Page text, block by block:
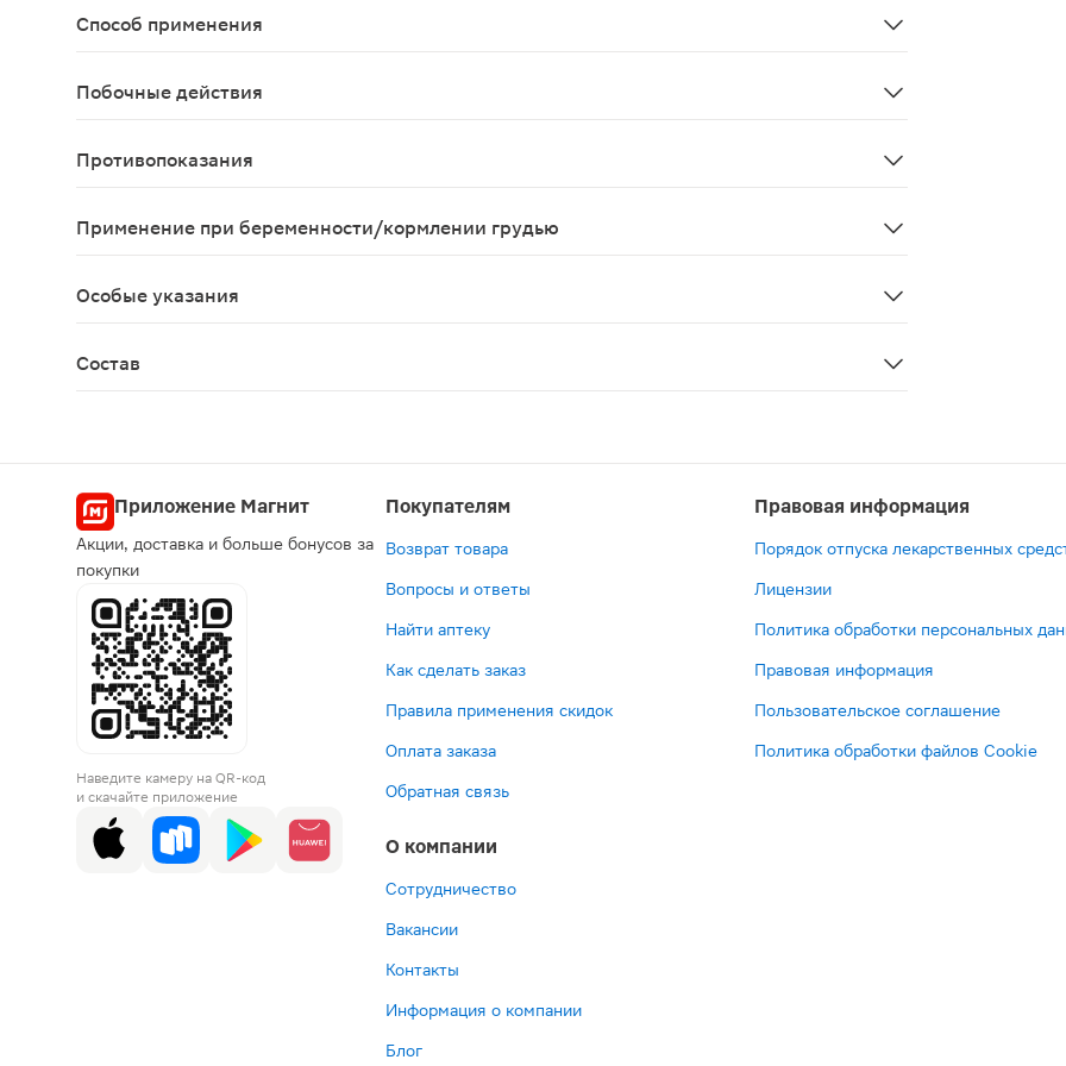
Способ применения
Побочные действия
Противопоказания
Применение при беременности/кормлении грудью
Особые указания
Состав
Приложение Магнит
Акции, доставка и больше бонусов за
покупки
Наведите камеру на QR-код
и скачайте приложение
Покупателям
Возврат товара
Вопросы и ответы
Найти аптеку
Как сделать заказ
Правила применения скидок
Оплата заказа
Обратная связь
О компании
Сотрудничество
Вакансии
Контакты
Информация о компании
Блог
Правовая информация
Порядок отпуска лекарственных
Лицензии
Политика обработки персональных
Правовая информация
Пользовательское соглашение
Политика обработки файлов Cookie